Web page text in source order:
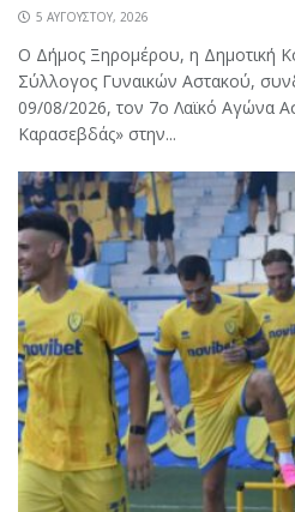
5 ΑΥΓΟΎΣΤΟΥ, 2026
Ο Δήμος Ξηρομέρου, η Δημοτική
Σύλλογος Γυναικών Αστακού,
09/08/2026, τον 7ο Λαϊκό Αγώνα
Καρασεβδάς» στην...